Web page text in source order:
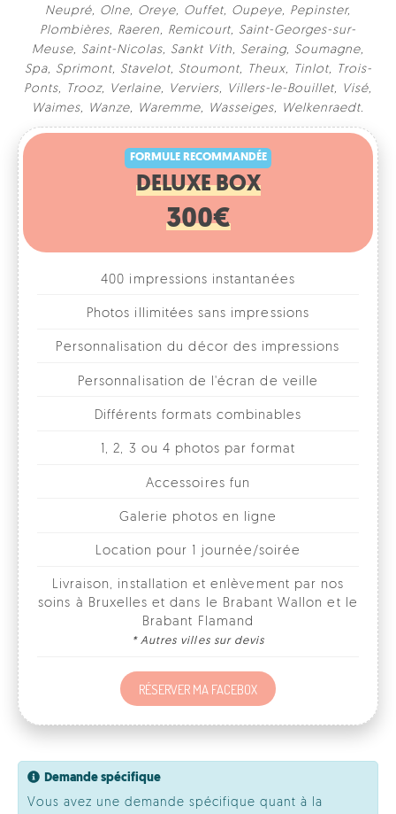
Neupré, Olne, Oreye, Ouffet, Oupeye, Pepinster,
Plombières, Raeren, Remicourt, Saint-Georges-sur-
Meuse, Saint-Nicolas, Sankt Vith, Seraing, Soumagne,
Spa, Sprimont, Stavelot, Stoumont, Theux, Tinlot,
Trois-
Ponts, Trooz, Verlaine, Verviers, Villers-le-Bouillet, Visé,
Waimes, Wanze, Waremme, Wasseiges, Welkenraedt.
FORMULE RECOMMANDÉE
DELUXE BOX
300€
400 impressions instantanées
Personnalisation du décor des impressions
Personnalisation de l'écran de veille
Différents formats combinables
soins à Bruxelles et dans le Brabant Wallon et le
* Autres villes sur devis
RÉSERVER MA FACEBOX
Demande spécifique
Vous avez une demande spécifique quant à la